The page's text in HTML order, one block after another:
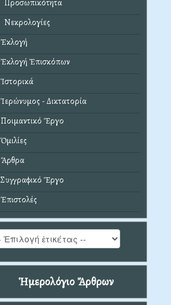
Προσωπικότητα
Νεκρολογίες
Ἐκλογή
Ἐκλογή Ἐπισκόπων
Ἱστορικά
Ἱερώνυμος - Δικτατορία
Ποιμαντικό Ἔργο
Ὁμιλίες
Ἄρθρα
Συγγραφικό Ἔργο
Ἐπιστολές
Ἡμερολόγιο Ἄρθρων